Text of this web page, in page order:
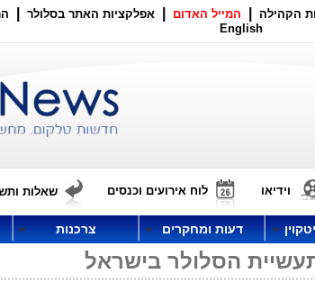
הקהילה המייל האדום אפלקציות האתר בסלולר
English
וידיאו לוח אירועים וכנסים שאלות
דעות ומחקרים צרכנות
הסלולר בישראל